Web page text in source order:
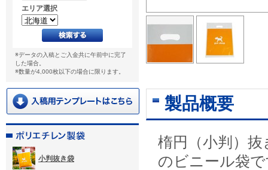
エリア選択
※データの入稿とご入金共に午前中に完了
した場合。
※数量が4,000枚以下の場合に限ります。
小判抜き袋
製品概要
楕円（小判）
のビニール袋